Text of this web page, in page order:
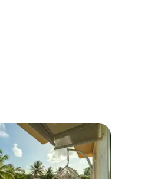
5, 123 avaliações